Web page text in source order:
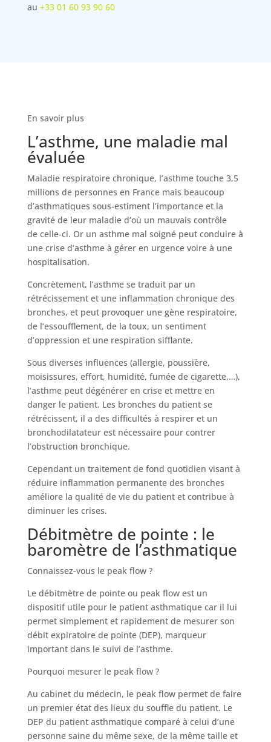
au +33 01 60 93 90 60
En savoir plus
L’asthme, une maladie mal
évaluée
Maladie respiratoire chronique, l’asthme touche 3,5
millions de personnes en France mais beaucoup
d’asthmatiques sous-estiment l’importance et la
gravité de leur maladie d’où un mauvais contrôle
de celle-ci. Or un asthme mal soigné peut conduire à
une crise d’asthme à gérer en urgence voire à une
hospitalisation.
Concrètement, l’asthme se traduit par un
rétrécissement et une inflammation chronique des
bronches, et peut provoquer une gène respiratoire,
de l’essoufflement, de la toux, un sentiment
d’oppression et une respiration sifflante.
Sous diverses influences (allergie, poussière,
moisissures, effort, humidité, fumée de cigarette,…),
l’asthme peut dégénérer en crise et mettre en
danger le patient. Les bronches du patient se
rétrécissent, il a des difficultés à respirer et un
bronchodilatateur est nécessaire pour contrer
l’obstruction bronchique.
Cependant un traitement de fond quotidien visant à
réduire inflammation permanente des bronches
améliore la qualité de vie du patient et contribue à
diminuer les crises.
Débitmètre de pointe : le
baromètre de l’asthmatique
Connaissez-vous le peak flow?
Le débitmètre de pointe ou peak flow est un
dispositif utile pour le patient asthmatique car il lui
permet simplement et rapidement de mesurer son
débit expiratoire de pointe (DEP), marqueur
important dans le suivi de l’asthme.
Pourquoi mesurer le peak flow ?
Au cabinet du médecin, le peak flow permet de faire
un premier état des lieux du souffle du patient. Le
DEP du patient asthmatique comparé à celui d’une
personne saine du même sexe, de la même taille et